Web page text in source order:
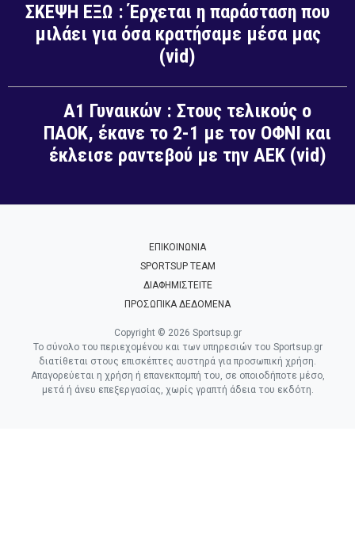
ΣΚΕΨΗ ΕΞΩ : Έρχεται η παράσταση που
μιλάει για όσα κρατήσαμε μέσα μας
(vid)
Α1 Γυναικών : Στους τελικούς ο
ΠΑΟΚ, έκανε το 2-1 με τον ΟΦΝΙ και
έκλεισε ραντεβού με την ΑΕΚ (vid)
ΕΠΙΚΟΙΝΩΝΙΑ
SPORTSUP TEAM
ΔΙΑΦΗΜΙΣΤΕΙΤΕ
ΠΡΟΣΩΠΙΚΑ ΔΕΔΟΜΕΝΑ
Copyright © 2026 Sportsup.gr
Το σύνολο του περιεχομένου και των υπηρεσιών του Sportsup.gr
διατίθεται στους επισκέπτες αυστηρά για προσωπική χρήση.
Απαγορεύεται η χρήση ή επανεκπομπή του, σε οποιοδήποτε μέσο,
μετά ή άνευ επεξεργασίας, χωρίς γραπτή άδεια του εκδότη.